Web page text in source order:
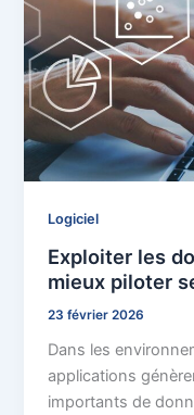
Logiciel
Exploiter les
mieux piloter
23 février 2026
Dans les
applications
importants de